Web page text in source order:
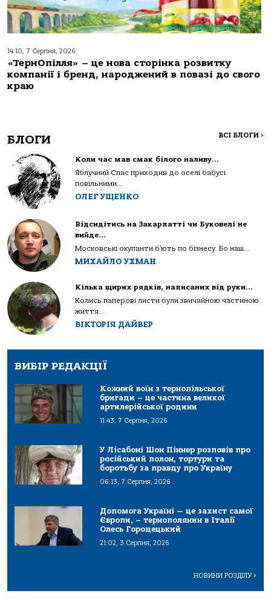
14:10, 7 Серпня, 2026
«ТернОпілля» – це нова сторінка розвитку
компанії і бренд, народжений в повазі до свого
краю
БЛОГИ ВСІ БЛОГИ >
Коли час мав смак білого наливу…
Яблучний Спас приходив до оселі бабусі
повільними...
ОЛЕГ УЩЕНКО
Відсидітись на Закарпатті чи Буковелі не
вийде…
Московські окупанти б’ють по бізнесу. Бо наш...
МИХАЙЛО УХМАН
Кілька щирих рядків, написаних від руки…
Колись паперові листи були звичайною частиною
життя...
ВІКТОРІЯ ДАЙВЕР
ВИБІР РЕДАКЦІЇ
Кожний воїн з тернопільської
бригади – це частина великої
артилерійської родини
11:43, 7 Серпня, 2026
У Лісабоні Шон Піннер розповів про
російський полон, тортури та
боротьбу за правду про Україну
06:13, 7 Серпня, 2026
Допомога Україні — це захист самої
Європи, – тернополянин в Італії
Олесь Городецький
21:02, 3 Серпня, 2026
НОВИНИ РОЗДІЛУ>